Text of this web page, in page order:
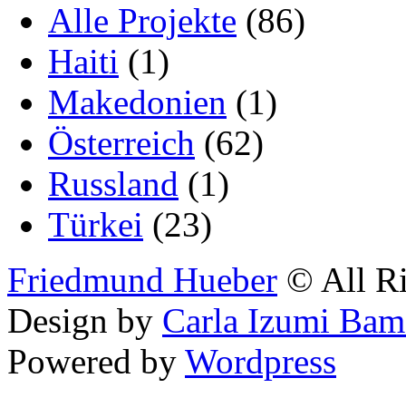
Alle Projekte (86)
Haiti (1)
Makedonien (1)
Österreich (62)
Russland (1)
Türkei (23)
Friedmund Hueber © All
Design by Carla Izumi
Powered by Wordpress